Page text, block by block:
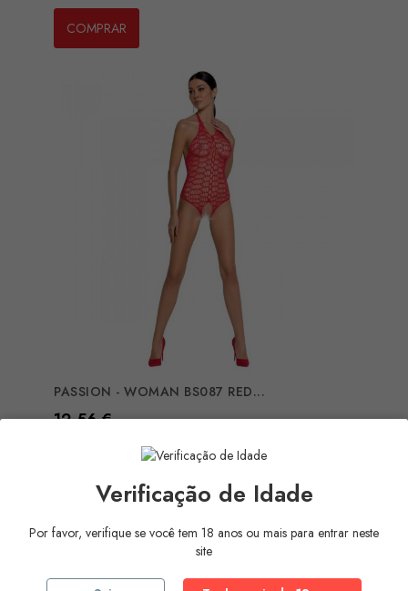
COMPRAR
PASSION - WOMAN BS087 RED...
Preço
12,56 €
Verificação de Idade
Por favor, verifique se você tem 18 anos ou mais para entrar neste
site